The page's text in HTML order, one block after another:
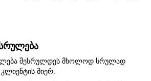
შესრულდეს მხოლოდ სრულად
მიერ.